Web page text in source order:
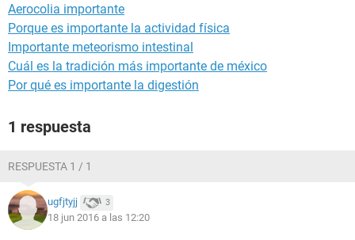
Aerocolia importante
Porque es importante la actividad física
Importante meteorismo intestinal
Cuál es la tradición más importante de méxico
Por qué es importante la digestión
1 respuesta
RESPUESTA 1 / 1
ugfjtyjj 3
18 jun 2016 a las 12:20